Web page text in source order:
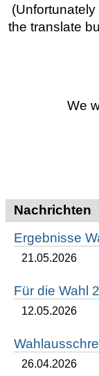
the translate
We
Nachrichten
Ergebnisse
21.05.2026
Für die Wahl
12.05.2026
26.04.2026